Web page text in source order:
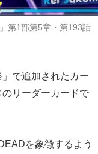
第1部第5章・第193話
で追加されたカー
リーダーカードで
を象徴するよう